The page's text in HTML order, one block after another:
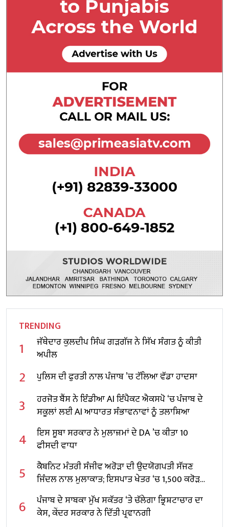
TRENDING
1
ਜੱਥੇਦਾਰ ਕੁਲਦੀਪ ਸਿੰਘ ਗੜਗੱਜ ਨੇ ਸਿੱਖ ਸੰਗਤ ਨੂੰ ਕੀਤੀ
ਅਪੀਲ
2 ਪੁਲਿਸ ਦੀ ਫੁਰਤੀ ਨਾਲ ਪੰਜਾਬ ’ਚ ਟੱਲਿਆ ਵੱਡਾ ਹਾਦਸਾ
3
ਹਰਜੋਤ ਬੈਂਸ ਨੇ ਇੰਡੀਆ AI ਇੰਪੈਕਟ ਐਕਸਪੋ ‘ਚ ਪੰਜਾਬ ਦੇ
ਸਕੂਲਾਂ ਲਈ AI ਆਧਾਰਤ ਸੰਭਾਵਨਾਵਾਂ ਨੂੰ ਤਲਾਸ਼ਿਆ
4
ਇਸ ਸੂਬਾ ਸਰਕਾਰ ਨੇ ਮੁਲਾਜ਼ਮਾਂ ਦੇ DA ’ਚ ਕੀਤਾ 10
ਫੀਸਦੀ ਵਾਧਾ
5
ਕੈਬਨਿਟ ਮੰਤਰੀ ਸੰਜੀਵ ਅਰੋੜਾ ਦੀ ਉਦਯੋਗਪਤੀ ਸੱਜਣ
ਜਿੰਦਲ ਨਾਲ ਮੁਲਾਕਾਤ; ਇਸਪਾਤ ਖੇਤਰ ‘ਚ ₹1,500 ਕਰੋੜ
ਨਿਵੇਸ਼ ਦਾ ਐਲਾਨ
6
ਪੰਜਾਬ ਦੇ ਸਾਬਕਾ ਮੁੱਖ ਸਕੱਤਰ ‘ਤੇ ਚੱਲੇਗਾ ਭ੍ਰਿਸ਼ਟਾਚਾਰ ਦਾ
ਕੇਸ, ਕੇਂਦਰ ਸਰਕਾਰ ਨੇ ਦਿੱਤੀ ਪ੍ਰਵਾਨਗੀ